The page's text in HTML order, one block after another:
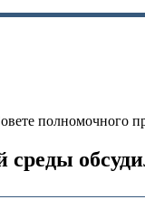
полномочного
среды